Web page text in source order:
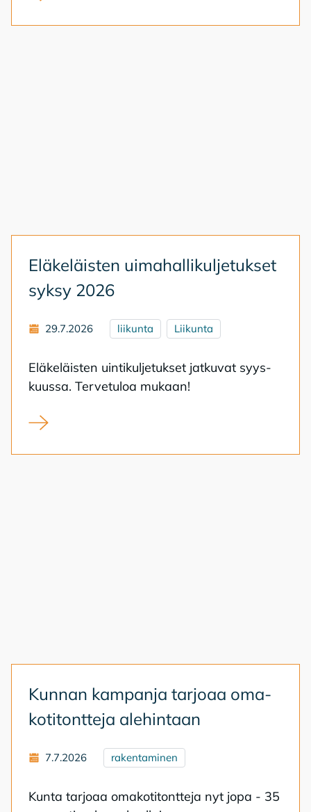
Elä­ke­läis­ten ui­ma­hal­li­kul­je­tuk­set
syk­sy 2026
29.7.2026 liikunta Liikunta
Elä­ke­läis­ten uin­ti­kul­je­tuk­set jat­ku­vat syys­
kuus­sa. Ter­ve­tu­loa mu­kaan!
Eläkeläisten uimahallikuljetukset syksy 2026
Kun­nan kam­pan­ja tar­jo­aa oma­
ko­ti­tont­te­ja ale­hin­taan
7.7.2026 rakentaminen
Kun­ta tar­jo­aa oma­ko­ti­tont­te­ja nyt jopa - 35